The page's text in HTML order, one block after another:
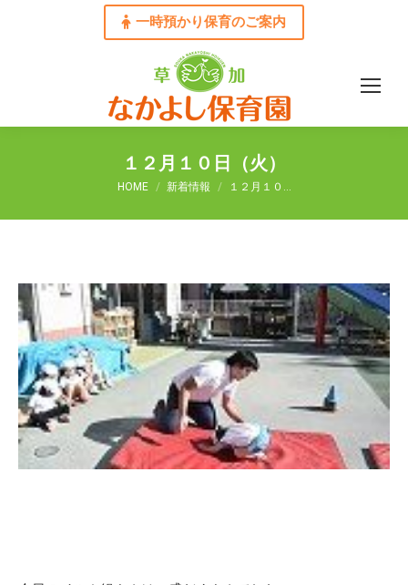
一時預かり保育のご案内
１２月１０日（火）
You are here:
HOME 新着情報 １２月１０…